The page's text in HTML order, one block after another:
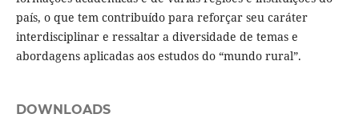
país, o que tem contribuído para reforçar seu caráter
interdisciplinar e ressaltar a diversidade de temas e
abordagens aplicadas aos estudos do “mundo rural”.
DOWNLOADS